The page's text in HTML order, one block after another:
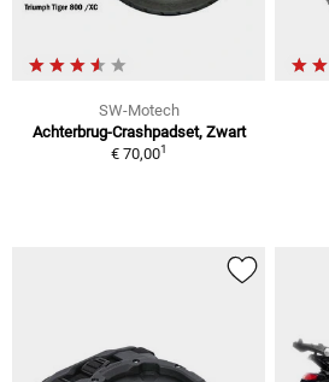
SW-Motech
Achterbrug-Crashpadset, Zwart
€ 70,001